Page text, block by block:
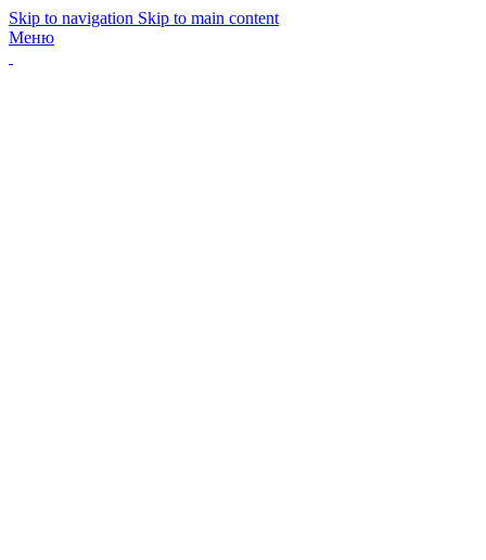
Skip to navigation Skip to main content
Меню